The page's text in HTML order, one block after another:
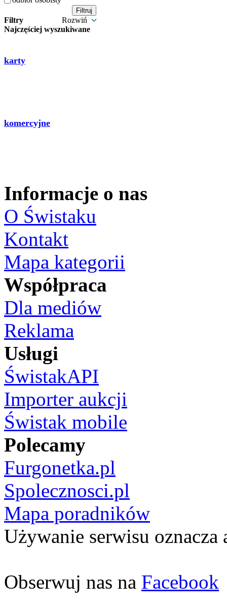
Filtry
Rozwiń
Najczęściej wyszukiwane
karty
komercyjne
Informacje o nas
O Świstaku
Kontakt
Mapa kategorii
Współpraca
Dla mediów
Reklama
Usługi
ŚwistakAPI
Importer aukcji
Świstak mobile
Polecamy
Furgonetka.pl
Spolecznosci.pl
Mapa poradników
Używanie serwisu oznacza
Obserwuj nas na Facebook